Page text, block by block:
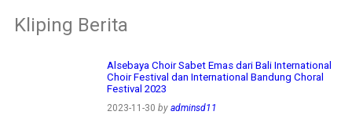
Kliping Berita
Alsebaya Choir Sabet Emas dari Bali International
Choir Festival dan International Bandung Choral
Festival 2023
2023-11-30 by adminsd11